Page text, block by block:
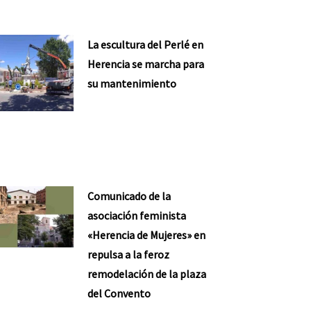
La escultura del Perlé en
Herencia se marcha para
su mantenimiento
Comunicado de la
asociación feminista
«Herencia de Mujeres» en
repulsa a la feroz
remodelación de la plaza
del Convento